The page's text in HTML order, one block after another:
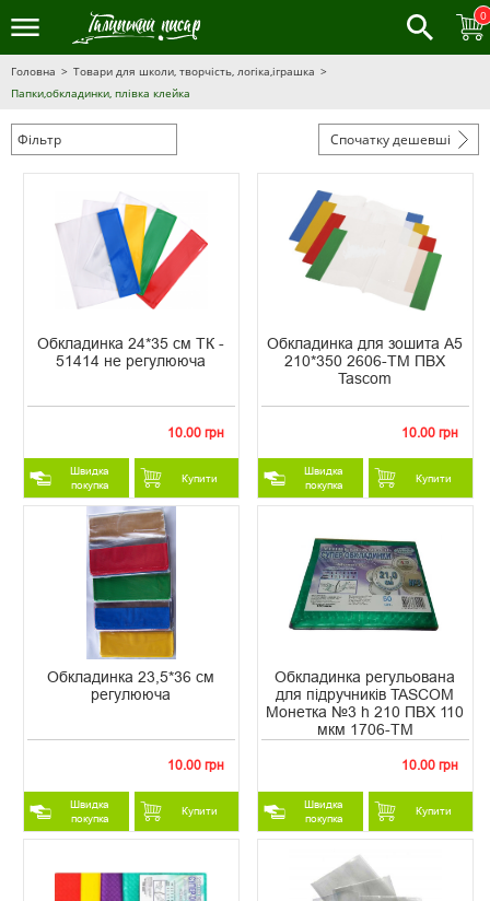
0
Головна
Товари для школи, творчість, логіка,іграшка
Папки,обкладинки, плівка клейка
Фільтр Спочатку дешевші
Обкладинка 24*35 см ТК -
51414 не регулююча
10.00 грн
Швидка
покупка
Купити
Обкладинка для зошита А5
210*350 2606-ТМ ПВХ
Tascom
10.00 грн
Швидка
покупка
Купити
Обкладинка 23,5*36 см
регулююча
10.00 грн
Швидка
покупка
Купити
Обкладинка регульована
для підручників TASCOM
Монетка №3 h 210 ПВХ 110
мкм 1706-ТМ
10.00 грн
Швидка
покупка
Купити